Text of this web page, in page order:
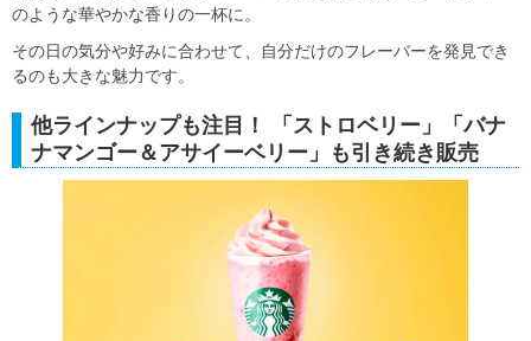
のような華やかな香りの一杯に。
その日の気分や好みに合わせて、自分だけのフレーバーを発見でき
るのも大きな魅力です。
他ラインナップも注目！ 「ストロベリー」「バナ
ナマンゴー＆アサイーベリー」も引き続き販売